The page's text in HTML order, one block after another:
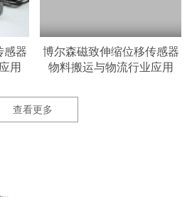
感器
用
博尔森磁致伸缩位移传感器
物料搬运与物流行业应用
查看更多